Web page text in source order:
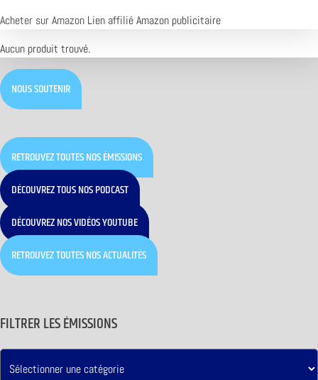
Acheter sur Amazon Lien affilié Amazon publicitaire
Aucun produit trouvé.
NOUS SOUTENIR
RETROUVEZ TOUTES NOS ÉMISSIONS
DÉCOUVREZ TOUS NOS PODCAST
DÉCOUVREZ NOS VIDÉOS YOUTUBE
RETROUVEZ TOUTES NOS ACTUALITÉS
FILTRER LES ÉMISSIONS